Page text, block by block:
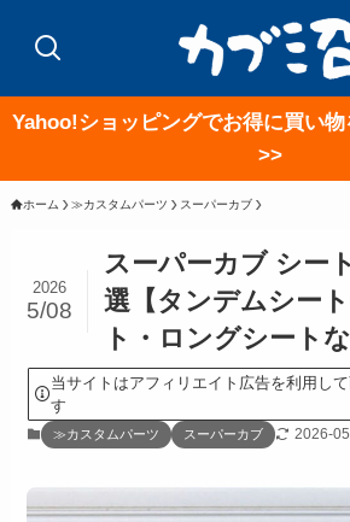
Yahoo!ショッピングでお得に買い
>>
ホーム ≫カスタムパーツ スーパーカブ
スーパーカブ シー
選【タンデムシー
ト・ロングシートな
2026
5/08
当サイトはアフィリエイト広告を利用し
す
≫カスタムパーツ スーパーカブ 2026-